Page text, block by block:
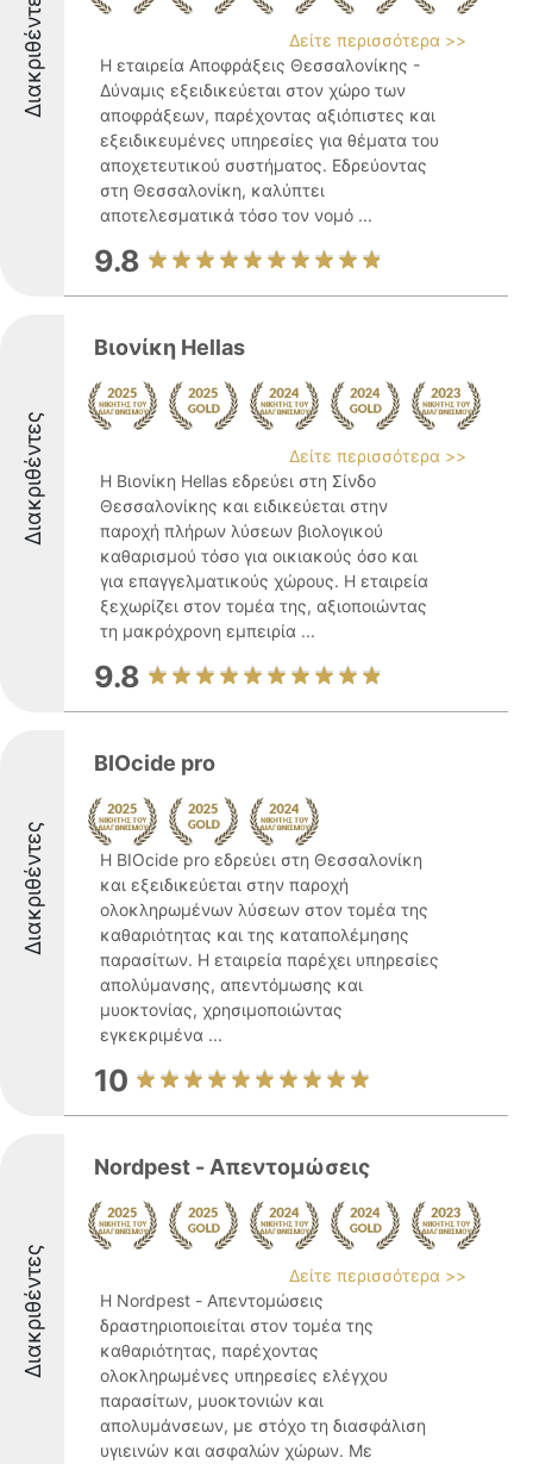
Διακριθέντες
Δείτε περισσότερα >>
Η εταιρεία Αποφράξεις Θεσσαλονίκης -
Δύναμις εξειδικεύεται στον χώρο των
αποφράξεων, παρέχοντας αξιόπιστες και
εξειδικευμένες υπηρεσίες για θέματα του
αποχετευτικού συστήματος. Εδρεύοντας
στη Θεσσαλονίκη, καλύπτει
αποτελεσματικά τόσο τον νομό ...
9.8
Διακριθέντες
Βιονίκη Hellas
Δείτε περισσότερα >>
Η Βιονίκη Hellas εδρεύει στη Σίνδο
Θεσσαλονίκης και ειδικεύεται στην
παροχή πλήρων λύσεων βιολογικού
καθαρισμού τόσο για οικιακούς όσο και
για επαγγελματικούς χώρους. Η εταιρεία
ξεχωρίζει στον τομέα της, αξιοποιώντας
τη μακρόχρονη εμπειρία ...
9.8
Διακριθέντες
BIOcide pro
Η BIOcide pro εδρεύει στη Θεσσαλονίκη
και εξειδικεύεται στην παροχή
ολοκληρωμένων λύσεων στον τομέα της
καθαριότητας και της καταπολέμησης
παρασίτων. Η εταιρεία παρέχει υπηρεσίες
απολύμανσης, απεντόμωσης και
μυοκτονίας, χρησιμοποιώντας
εγκεκριμένα ...
10
Διακριθέντες
Nordpest - Απεντομώσεις
Δείτε περισσότερα >>
Η Nordpest - Απεντομώσεις
δραστηριοποιείται στον τομέα της
καθαριότητας, παρέχοντας
ολοκληρωμένες υπηρεσίες ελέγχου
παρασίτων, μυοκτονιών και
απολυμάνσεων, με στόχο τη διασφάλιση
υγιεινών και ασφαλών χώρων. Με